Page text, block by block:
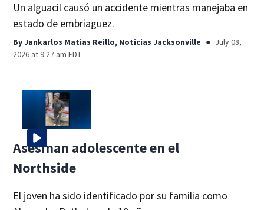
Un alguacil causó un accidente mientras manejaba en
estado de embriaguez.
ByJankarlos Matias Reillo, Noticias Jacksonville
July 08,
2026 at 9:27 am EDT
Asesinan adolescente en el
Northside
El joven ha sido identificado por su familia como